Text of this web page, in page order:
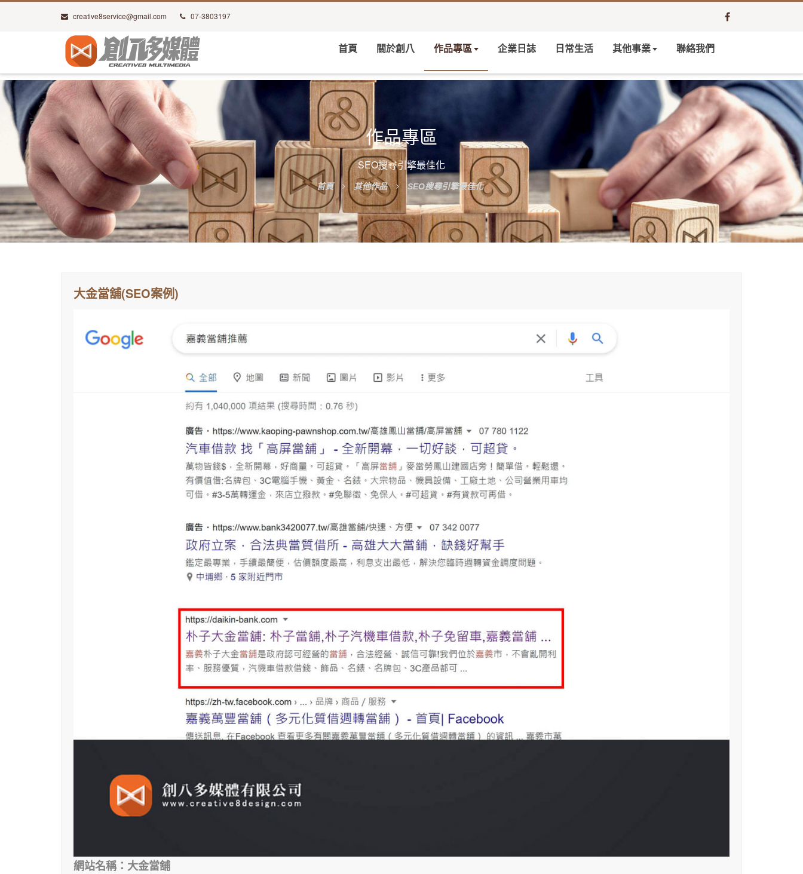
creative8service@gmail.com 07-3803197
首頁 關於創八 作品專區 企業日誌 日常生活 其他事業 聯絡我們
作品專區
SEO搜尋引擎最佳化
首頁 其他作品 SEO搜尋引擎最佳化
大金當舖(SEO案例)
網站名稱：大金當舖